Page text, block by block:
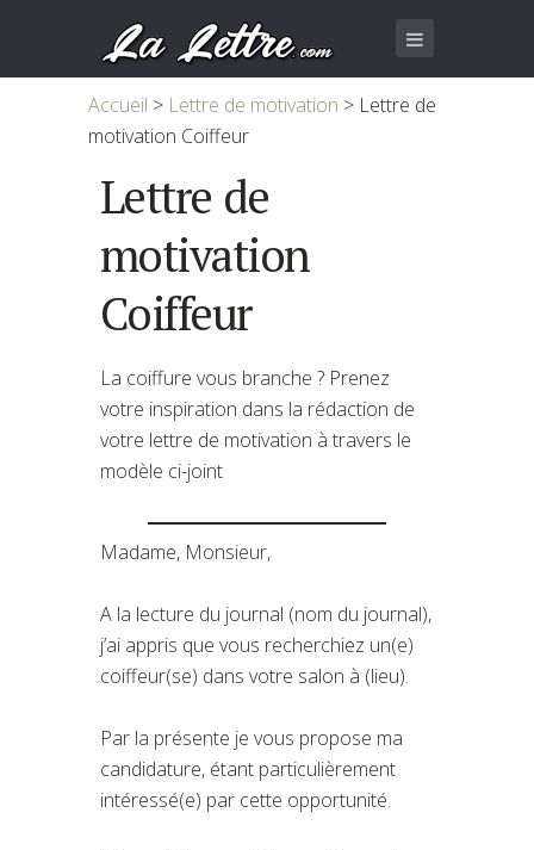
Accueil > Lettre de motivation > Lettre de
motivation Coiffeur
Lettre de
motivation
Coiffeur
La coiffure vous branche ? Prenez
votre inspiration dans la rédaction de
votre lettre de motivation à travers le
modèle ci-joint
Madame, Monsieur,
A la lecture du journal (nom du journal),
j’ai appris que vous recherchiez un(e)
coiffeur(se) dans votre salon à (lieu).
Par la présente je vous propose ma
candidature, étant particulièrement
intéressé(e) par cette opportunité.